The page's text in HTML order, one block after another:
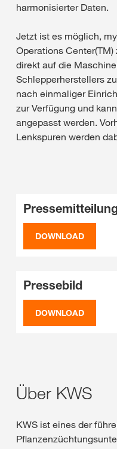
harmonisierter Daten.
Jetzt ist es möglich,
Operations
direkt auf die
Schlepperherstellers
nach einmaliger
zur Verfügung und
angepasst werden.
Lenkspuren werden
DOWNLOAD
Pressebild
DOWNLOAD
Über KWS
KWS ist eines der